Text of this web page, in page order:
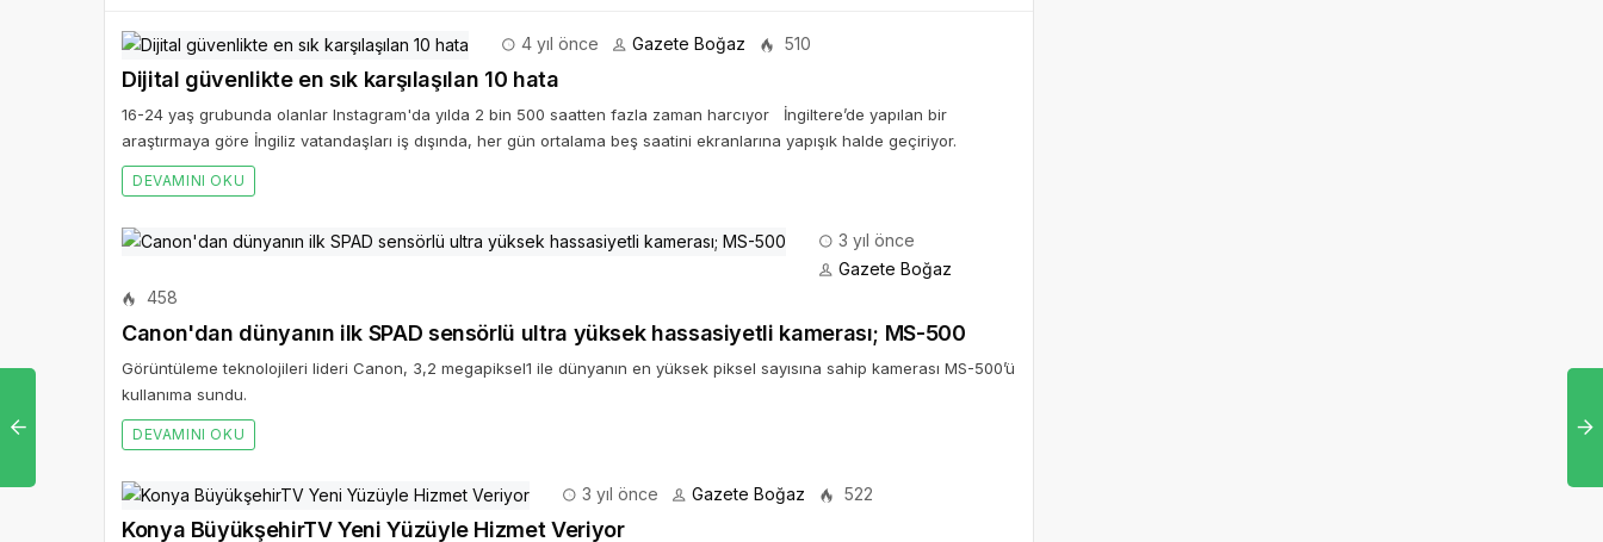
4 yıl önce Gazete Boğaz 510
Dijital güvenlikte en sık karşılaşılan 10 hata
16-24 yaş grubunda olanlar Instagram'da yılda 2 bin 500 saatten fazla zaman harcıyor İngiltere’de yapılan bir
araştırmaya göre İngiliz vatandaşları iş dışında, her gün ortalama beş saatini ekranlarına yapışık halde geçiriyor.
DEVAMINI OKU
3 yıl önce
Gazete Boğaz
458
Canon'dan dünyanın ilk SPAD sensörlü ultra yüksek hassasiyetli kamerası; MS-500
Görüntüleme teknolojileri lideri Canon, 3,2 megapiksel1 ile dünyanın en yüksek piksel sayısına sahip kamerası MS-500’ü
kullanıma sundu.
DEVAMINI OKU
3 yıl önce Gazete Boğaz 522
Konya BüyükşehirTV Yeni Yüzüyle Hizmet Veriyor